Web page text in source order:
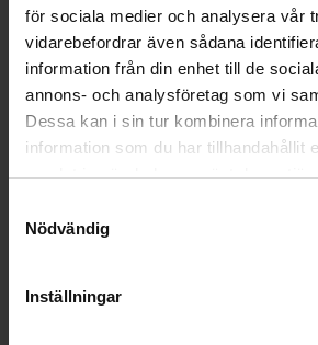
för sociala medier och analysera vår
vidarebefordrar även sådana
information från din enhet till de
annons- och analysföretag som vi
Dessa kan i sin tur kombinera
information som du har tillhandahållit
samlat in när du har använt deras
Nödvändig
Inställningar